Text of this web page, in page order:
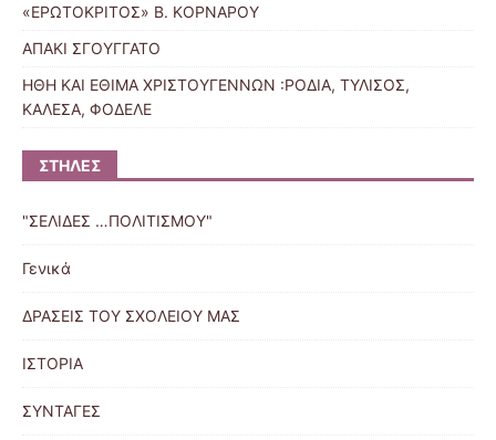
«ΕΡΩΤΟΚΡΙΤΟΣ» Β. ΚΟΡΝΑΡΟΥ
ΑΠΑΚΙ ΣΓΟΥΓΓΑΤΟ
ΗΘΗ ΚΑΙ ΕΘΙΜΑ ΧΡΙΣΤΟΥΓΕΝΝΩΝ :ΡΟΔΙΑ, ΤΥΛΙΣΟΣ,
ΚΑΛΕΣΑ, ΦΟΔΕΛΕ
ΣΤΉΛΕΣ
"ΣΕΛΙΔΕΣ …ΠΟΛΙΤΙΣΜΟΥ"
Γενικά
ΔΡΑΣΕΙΣ ΤΟΥ ΣΧΟΛΕΙΟΥ ΜΑΣ
ΙΣΤΟΡΙΑ
ΣΥΝΤΑΓΕΣ